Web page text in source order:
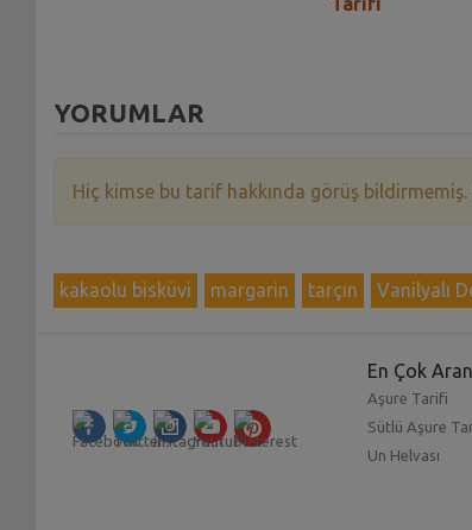
YORUMLAR
Hiç kimse bu tarif hakkında görüş
kakaolu bisküvi margarin tarçın Vanilyalı
En Çok
Aşure Tarifi
Sütlü Aşure
Un Helvası